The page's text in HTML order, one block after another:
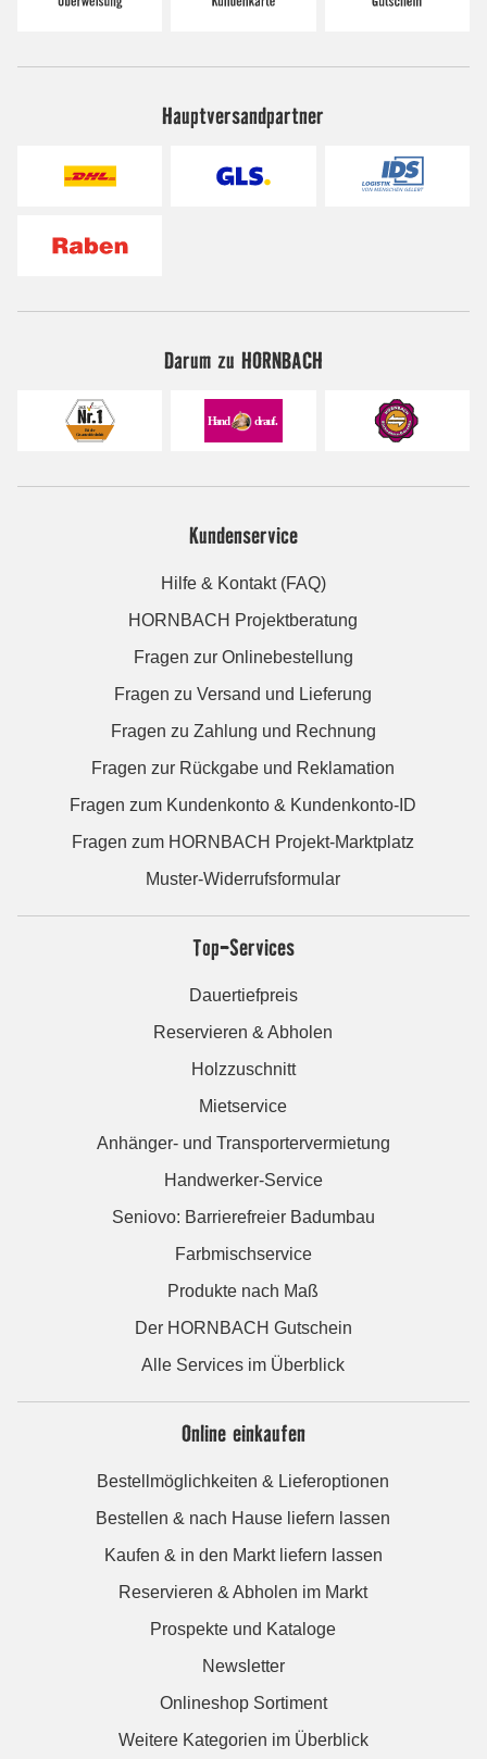
Hauptversandpartner
Darum zu HORNBACH
Kundenservice
Hilfe & Kontakt (FAQ)
HORNBACH Projektberatung
Fragen zur Onlinebestellung
Fragen zu Versand und Lieferung
Fragen zu Zahlung und Rechnung
Fragen zur Rückgabe und Reklamation
Fragen zum Kundenkonto & Kundenkonto-ID
Fragen zum HORNBACH Projekt-Marktplatz
Muster-Widerrufsformular
Top-Services
Dauertiefpreis
Reservieren & Abholen
Holzzuschnitt
Mietservice
Anhänger- und Transportervermietung
Handwerker-Service
Seniovo: Barrierefreier Badumbau
Farbmischservice
Produkte nach Maß
Der HORNBACH Gutschein
Alle Services im Überblick
Online einkaufen
Bestellmöglichkeiten & Lieferoptionen
Bestellen & nach Hause liefern lassen
Kaufen & in den Markt liefern lassen
Reservieren & Abholen im Markt
Prospekte und Kataloge
Newsletter
Onlineshop Sortiment
Weitere Kategorien im Überblick